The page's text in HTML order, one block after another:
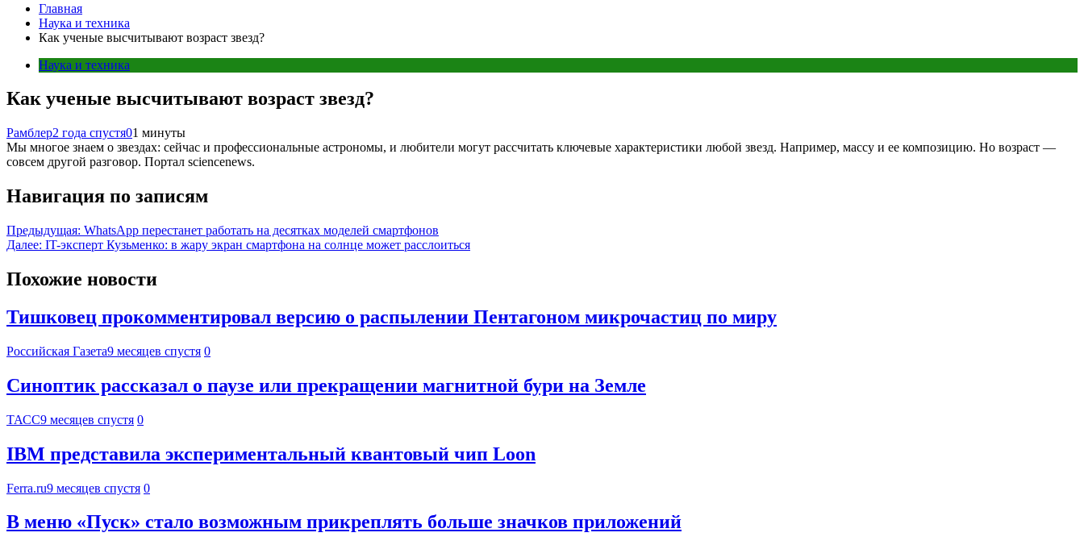
Главная
Наука и техника
Как ученые высчитывают возраст звезд?
Наука и техника
Как ученые высчитывают возраст звезд?
Рамблер2 года спустя01 минуты
Мы многое знаем о звездах: сейчас и профессиональные астрономы, и любители могут рассчитать ключевые характеристики любой звезд. Например, массу и ее композицию. Но возраст —
совсем другой разговор. Портал sciencenews.
Навигация по записям
Предыдущая: WhatsApp перестанет работать на десятках моделей смартфонов
Далее: IT-эксперт Кузьменко: в жару экран смартфона на солнце может расслоиться
Похожие новости
Тишковец прокомментировал версию о распылении Пентагоном микрочастиц по миру
Российская Газета9 месяцев спустя 0
Синоптик рассказал о паузе или прекращении магнитной бури на Земле
ТАСС9 месяцев спустя 0
IBM представила экспериментальный квантовый чип Loon
Ferra.ru9 месяцев спустя 0
В меню «Пуск» стало возможным прикреплять больше значков приложений